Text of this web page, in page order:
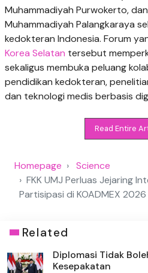
Muhammadiyah Purwokerto,
Muhammadiyah Palangkaraya
kedokteran Indonesia. Forum
Korea Selatan tersebut
sekaligus membuka peluang
pendidikan kedokteran,
dan teknologi medis berbasis
Read Entire
Homepage
Science
FKK UMJ Perluas Jejaring
Partisipasi di KOADMEX
Related
Diplomasi Tidak
Kesepakatan